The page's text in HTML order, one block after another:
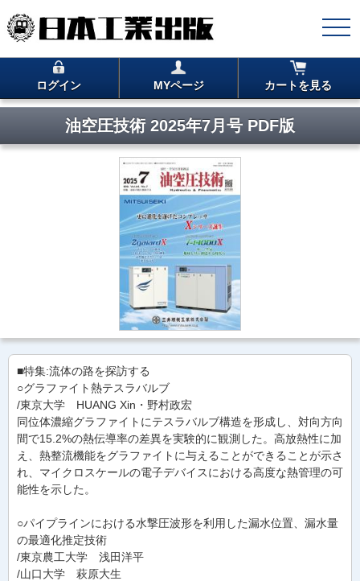
ログイン MYページ カートを見る
油空圧技術 2025年7月号 PDF版
■特集:流体の路を探訪する
○グラファイト熱テスラバルブ
/東京大学 HUANG Xin・野村政宏
同位体濃縮グラファイトにテスラバルブ構造を形成し、対向方向
間で15.2%の熱伝導率の差異を実験的に観測した。高放熱性に加
え、熱整流機能をグラファイトに与えることができることが示さ
れ、マイクロスケールの電子デバイスにおける高度な熱管理の可
能性を示した。
○パイプラインにおける水撃圧波形を利用した漏水位置、漏水量
の最適化推定技術
/東京農工大学 浅田洋平
/山口大学 萩原大生